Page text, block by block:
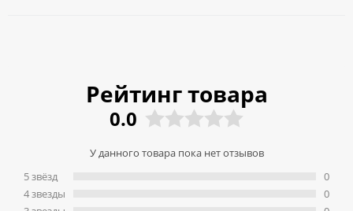
Рейтинг товара
0.0
У данного товара пока нет отзывов
5 звёзд
4 звeзды
0
0